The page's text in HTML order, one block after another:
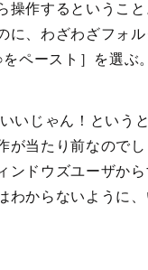
操作するというこ
に、わざわざフォ
ペースト］を選ぶ。
いじゃん！という
当たり前なのでし
ンドウズユーザか
わからないように